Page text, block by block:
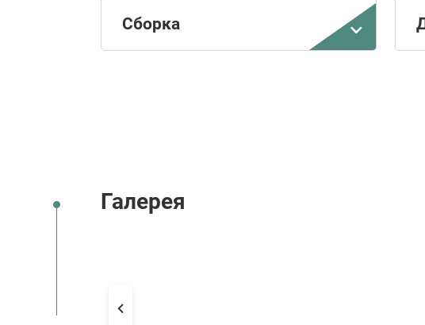
Сборка
Галерея